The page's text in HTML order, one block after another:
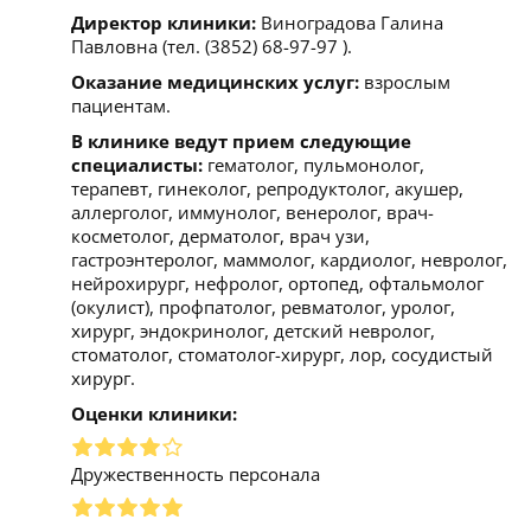
Директор клиники: Виноградова Галина
Павловна (тел. (3852) 68-97-97 ).
Оказание медицинских услуг: взрослым
пациентам.
В клинике ведут прием следующие
специалисты: гематолог, пульмонолог,
терапевт, гинеколог, репродуктолог, акушер,
аллерголог, иммунолог, венеролог, врач-
косметолог, дерматолог, врач узи,
гастроэнтеролог, маммолог, кардиолог, невролог,
нейрохирург, нефролог, ортопед, офтальмолог
(окулист), профпатолог, ревматолог, уролог,
хирург, эндокринолог, детский невролог,
стоматолог, стоматолог-хирург, лор, сосудистый
хирург.
Оценки клиники:
Дружественность персонала